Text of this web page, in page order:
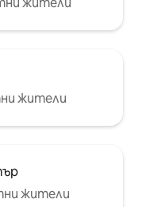
жители
жители